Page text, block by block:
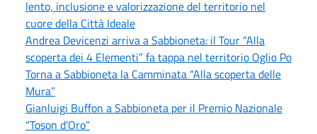
lento, inclusione e valorizzazione del territorio nel
cuore della Città Ideale
Andrea Devicenzi arriva a Sabbioneta: il Tour “Alla
scoperta dei 4 Elementi” fa tappa nel territorio Oglio Po
Torna a Sabbioneta la Camminata “Alla scoperta delle
Mura”
Gianluigi Buffon a Sabbioneta per il Premio Nazionale
“Toson d’Oro”